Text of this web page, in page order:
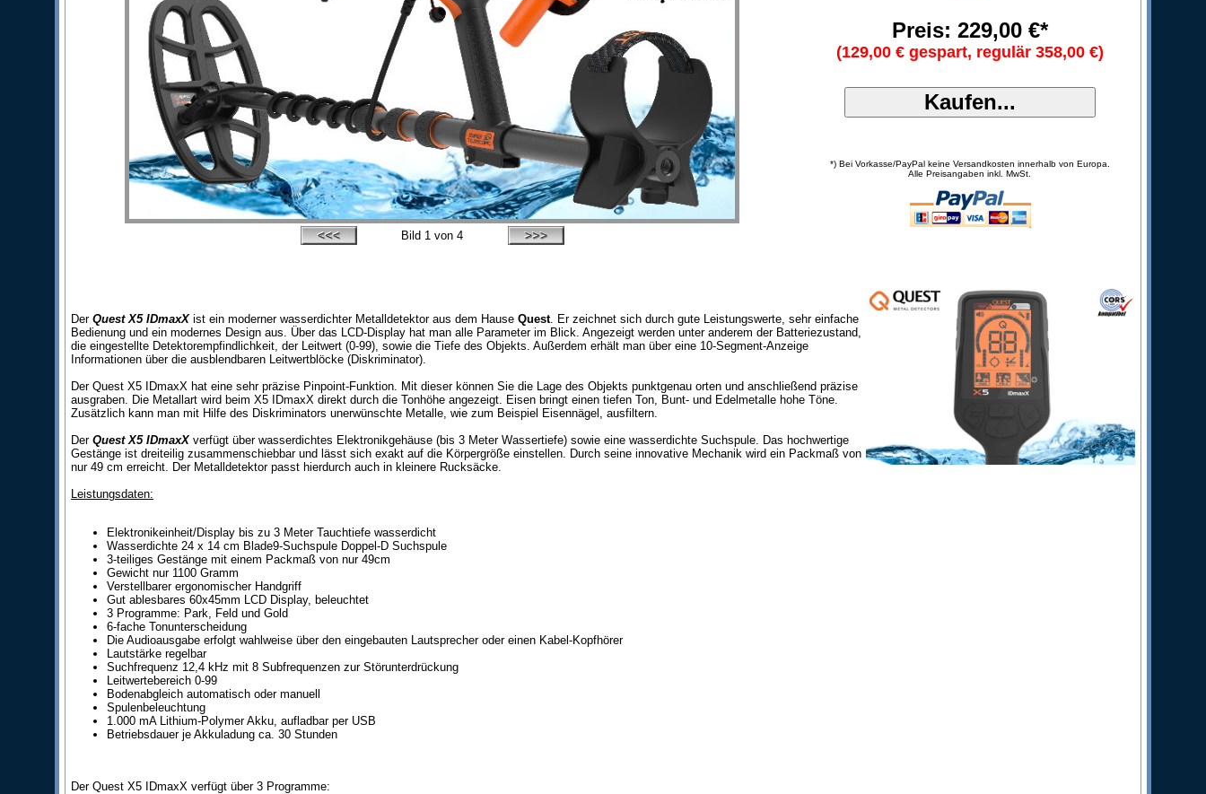
Bild 1 von 4
Preis: 229,00 €*
(129,00 € gespart, regulär 358,00 €)
*) Bei Vorkasse/PayPal keine Versandkosten innerhalb von Europa.
Alle Preisangaben inkl. MwSt.
Der Quest X5 IDmaxX ist ein moderner wasserdichter Metalldetektor aus dem Hause Quest. Er zeichnet sich durch gute Leistungswerte, sehr einfache
Bedienung und ein modernes Design aus. Über das LCD-Display hat man alle Parameter im Blick. Angezeigt werden unter anderem der Batteriezustand,
die eingestellte Detektorempfindlichkeit, der Leitwert (0-99), sowie die Tiefe des Objekts. Außerdem erhält man über eine 10-Segment-Anzeige
Informationen über die ausblendbaren Leitwertblöcke (Diskriminator).
Der Quest X5 IDmaxX hat eine sehr präzise Pinpoint-Funktion. Mit dieser können Sie die Lage des Objekts punktgenau orten und anschließend präzise
ausgraben. Die Metallart wird beim X5 IDmaxX direkt durch die Tonhöhe angezeigt. Eisen bringt einen tiefen Ton, Bunt- und Edelmetalle hohe Töne.
Zusätzlich kann man mit Hilfe des Diskriminators unerwünschte Metalle, wie zum Beispiel Eisennägel, ausfiltern.
Der Quest X5 IDmaxX verfügt über wasserdichtes Elektronikgehäuse (bis 3 Meter Wassertiefe) sowie eine wasserdichte Suchspule. Das hochwertige
Gestänge ist dreiteilig zusammenschiebbar und lässt sich exakt auf die Körpergröße einstellen. Durch seine innovative Mechanik wird ein Packmaß von
nur 49 cm erreicht. Der Metalldetektor passt hierdurch auch in kleinere Rucksäcke.
Leistungsdaten:
Elektronikeinheit/Display bis zu 3 Meter Tauchtiefe wasserdicht
Wasserdichte 24 x 14 cm Blade9-Suchspule Doppel-D Suchspule
3-teiliges Gestänge mit einem Packmaß von nur 49cm
Gewicht nur 1100 Gramm
Verstellbarer ergonomischer Handgriff
Gut ablesbares 60x45mm LCD Display, beleuchtet
3 Programme: Park, Feld und Gold
6-fache Tonunterscheidung
Die Audioausgabe erfolgt wahlweise über den eingebauten Lautsprecher oder einen Kabel-Kopfhörer
Lautstärke regelbar
Suchfrequenz 12,4 kHz mit 8 Subfrequenzen zur Störunterdrückung
Leitwertebereich 0-99
Bodenabgleich automatisch oder manuell
Spulenbeleuchtung
1.000 mA Lithium-Polymer Akku, aufladbar per USB
Betriebsdauer je Akkuladung ca. 30 Stunden
Der Quest X5 IDmaxX verfügt über 3 Programme: